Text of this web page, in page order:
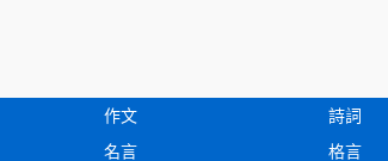
作文 詩詞
名言 格言